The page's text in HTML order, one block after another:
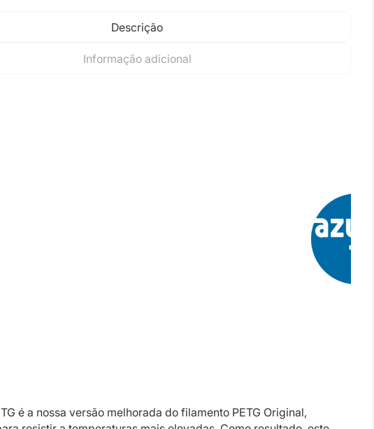
Descrição
Informação adicional
é a nossa versão melhorada do filamento PETG Original,